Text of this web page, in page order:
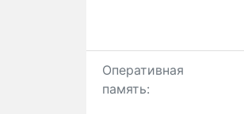
Оперативная
память: